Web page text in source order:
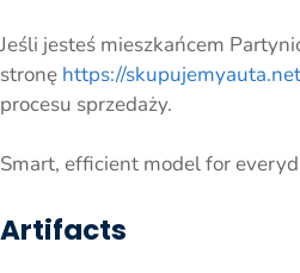
Jeśli jesteś mieszkańcem
stronę https://
procesu sprzedaży.
Smart, efficient model for
Artifacts